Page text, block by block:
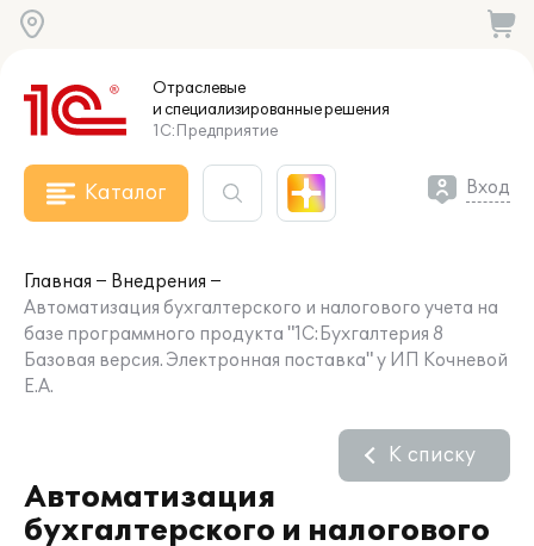
Отраслевые
и специализированныерешения
1С:Предприятие
Каталог Вход
Главная
Внедрения
Автоматизация бухгалтерского и налогового учета на
базе программного продукта "1С:Бухгалтерия 8
Базовая версия. Электронная поставка" у ИП Кочневой
Е.А.
Автоматизация
бухгалтерского и налогового
К списку